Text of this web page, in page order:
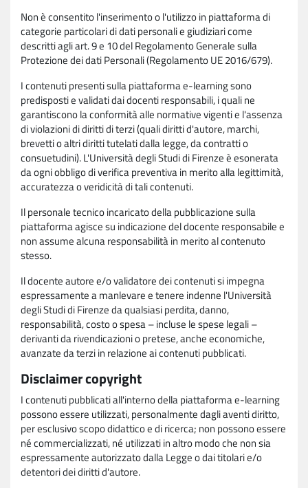
Non è consentito l'inserimento o l'utilizzo in piattaforma di
categorie particolari di dati personali e giudiziari come
descritti agli art. 9 e 10 del Regolamento Generale sulla
Protezione dei dati Personali (Regolamento UE 2016/679).
I contenuti presenti sulla piattaforma e-learning sono
predisposti e validati dai docenti responsabili, i quali ne
garantiscono la conformità alle normative vigenti e l'assenza
di violazioni di diritti di terzi (quali diritti d'autore, marchi,
brevetti o altri diritti tutelati dalla legge, da contratti o
consuetudini). L'Università degli Studi di Firenze è esonerata
da ogni obbligo di verifica preventiva in merito alla legittimità,
accuratezza o veridicità di tali contenuti.
Il personale tecnico incaricato della pubblicazione sulla
piattaforma agisce su indicazione del docente responsabile e
non assume alcuna responsabilità in merito al contenuto
stesso.
Il docente autore e/o validatore dei contenuti si impegna
espressamente a manlevare e tenere indenne l'Università
degli Studi di Firenze da qualsiasi perdita, danno,
responsabilità, costo o spesa – incluse le spese legali –
derivanti da rivendicazioni o pretese, anche economiche,
avanzate da terzi in relazione ai contenuti pubblicati.
Disclaimer copyright
I contenuti pubblicati all'interno della piattaforma e-learning
possono essere utilizzati, personalmente dagli aventi diritto,
per esclusivo scopo didattico e di ricerca; non possono essere
né commercializzati, né utilizzati in altro modo che non sia
espressamente autorizzato dalla Legge o dai titolari e/o
detentori dei diritti d'autore.